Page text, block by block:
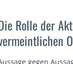
Rolle der
gegen